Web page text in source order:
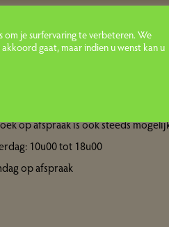
op afspraak is ook steeds
10u00 tot 18u00
op afspraak
je surfervaring te verbeteren. We
gaat, maar indien u wenst kan u